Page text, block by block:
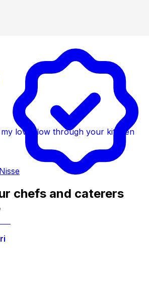
my love flow through your kitchen
chefs and caterers